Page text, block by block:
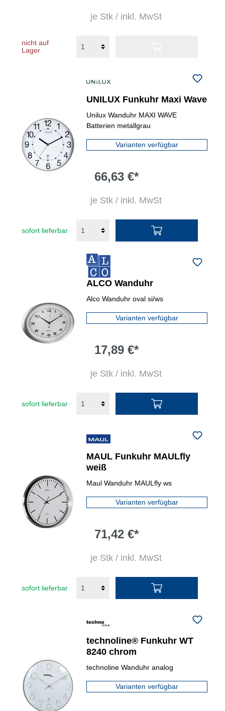
je Stk / inkl. MwSt
nicht auf
Lager
UNILUX Funkuhr Maxi Wave
Unilux Wanduhr MAXI WAVE
Batterien metallgrau
Varianten verfügbar
66,63 €*
je Stk / inkl. MwSt
sofort lieferbar
ALCO Wanduhr
Alco Wanduhr oval si/ws
Varianten verfügbar
17,89 €*
je Stk / inkl. MwSt
sofort lieferbar
MAUL Funkuhr MAULfly
weiß
Maul Wanduhr MAULfly ws
Varianten verfügbar
71,42 €*
je Stk / inkl. MwSt
sofort lieferbar
technoline® Funkuhr WT
8240 chrom
technoline Wanduhr analog
Varianten verfügbar